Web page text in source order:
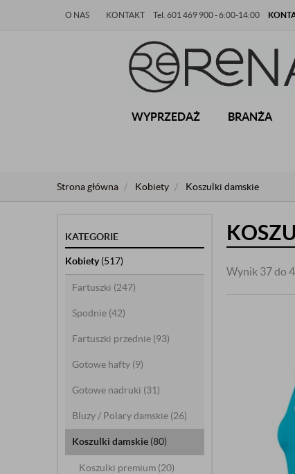
O NAS KONTAKT Tel. 601 469 900 - 6:00-14:00
WYPRZEDAŻ BRANŻA
Strona główna Kobiety Koszulki damskie
KATEGORIE
Kobiety(517)
Fartuszki (247)
Spodnie (42)
Fartuszki przednie (93)
Gotowe hafty (9)
Gotowe nadruki (31)
Bluzy / Polary damskie (26)
Koszulki damskie (80)
Koszulki premium (20)
Wynik 37 do